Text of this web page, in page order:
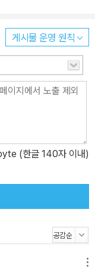
전략과 기업별 출제
접 기출 질문을 PDF
비가 가능합니다. 6.
문제에
이론을 심화 학습할
욱 효율적으로 시험에
통해 본인이 취약한 유
점을 보완할 수 있습
시 인원 대비 자신의
게시물 운영 원칙
(한글 140자 이내)